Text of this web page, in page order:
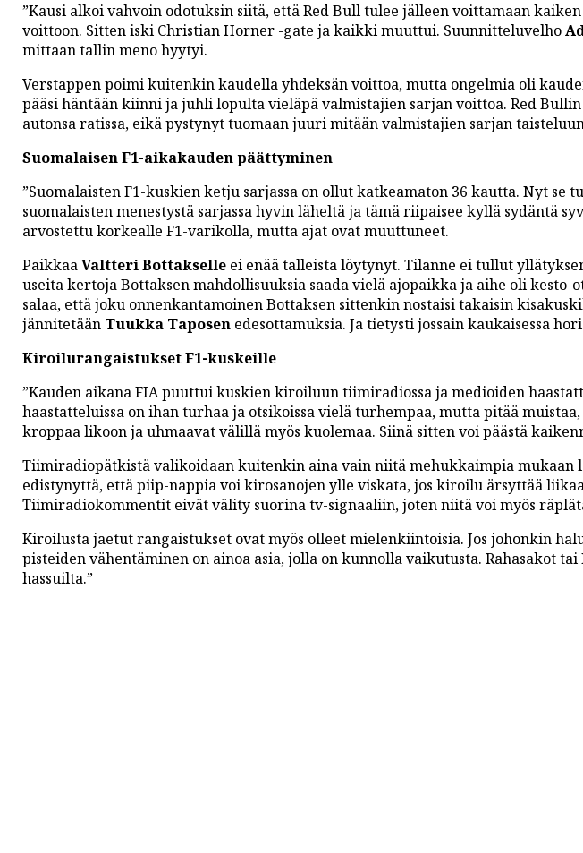
”Kausi alkoi vahvoin odotuksin siitä, että Red Bull tulee jälleen voittamaan
voittoon. Sitten iski Christian Horner -gate ja kaikki muuttui. Suunnitteluvelho
mittaan tallin meno hyytyi.
Verstappen poimi kuitenkin kaudella yhdeksän voittoa, mutta ongelmia oli
pääsi häntään kiinni ja juhli lopulta vieläpä valmistajien sarjan voittoa. Red
autonsa ratissa, eikä pystynyt tuomaan juuri mitään valmistajien sarjan
Suomalaisen F1-aikakauden päättyminen
”Suomalaisten F1-kuskien ketju sarjassa on ollut katkeamaton 36 kautta. Nyt se
suomalaisten menestystä sarjassa hyvin läheltä ja tämä riipaisee kyllä sydäntä
arvostettu korkealle F1-varikolla, mutta ajat ovat muuttuneet.
PaikkaaValtteri Bottakselle ei enää talleista löytynyt. Tilanne ei tullut
useita kertoja Bottaksen mahdollisuuksia saada vielä ajopaikka ja aihe oli kesto-
salaa, että joku onnenkantamoinen Bottaksen sittenkin nostaisi takaisin
jännitetään Tuukka Taposen edesottamuksia. Ja tietysti jossain kaukaisessa
Kiroilurangaistukset F1-kuskeille
”Kauden aikana FIA puuttui kuskien kiroiluun tiimiradiossa ja medioiden
haastatteluissa on ihan turhaa ja otsikoissa vielä turhempaa, mutta pitää
kroppaa likoon ja uhmaavat välillä myös kuolemaa. Siinä sitten voi päästä
Tiimiradiopätkistä valikoidaan kuitenkin aina vain niitä mehukkaimpia mukaan
edistynyttä, että piip-nappia voi kirosanojen ylle viskata, jos kiroilu ärsyttää
Tiimiradiokommentit eivät välity suorina tv-signaaliin, joten niitä voi myös
Kiroilusta jaetut rangaistukset ovat myös olleet mielenkiintoisia. Jos johonkin
pisteiden vähentäminen on ainoa asia, jolla on kunnolla vaikutusta. Rahasakot
hassuilta.”